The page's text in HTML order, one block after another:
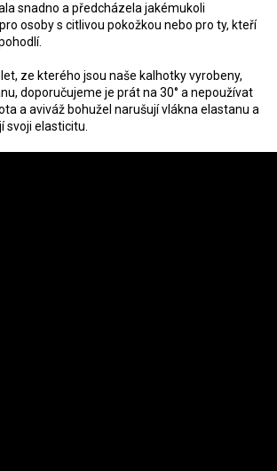
snadno a předcházela jakémukoli
osoby s citlivou pokožkou nebo pro ty, kteří
ze kterého jsou naše kalhotky vyrobeny,
doporučujeme je prát na 30° a nepoužívat
a aviváž bohužel narušují vlákna elastanu a
svoji elasticitu.